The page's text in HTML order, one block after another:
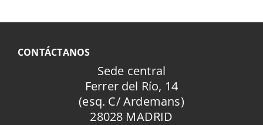
CONTÁCTANOS
Sede central
Ferrer del Río, 14
(esq. C/ Ardemans)
28028 MADRID